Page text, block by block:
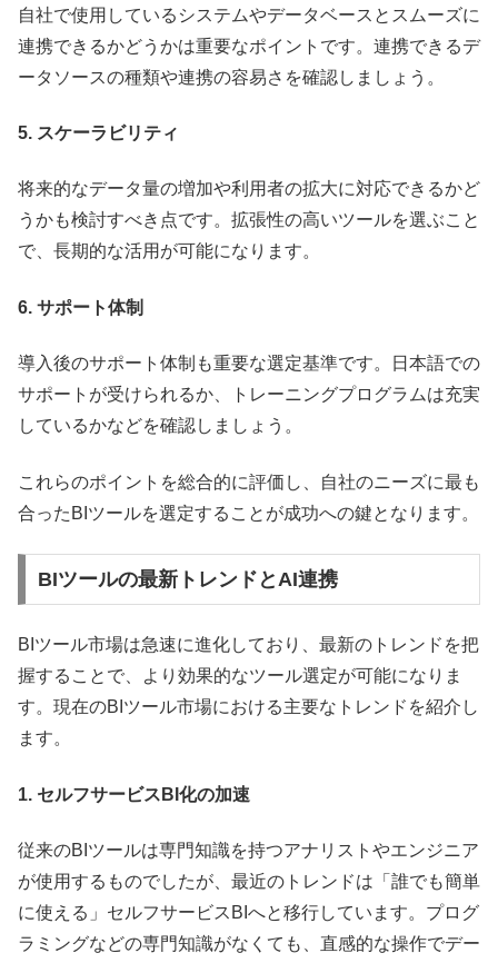
自社で使用しているシステムやデータベースとスムーズに
連携できるかどうかは重要なポイントです。連携できるデ
ータソースの種類や連携の容易さを確認しましょう。
5. スケーラビリティ
将来的なデータ量の増加や利用者の拡大に対応できるかど
うかも検討すべき点です。拡張性の高いツールを選ぶこと
で、長期的な活用が可能になります。
6. サポート体制
導入後のサポート体制も重要な選定基準です。日本語での
サポートが受けられるか、トレーニングプログラムは充実
しているかなどを確認しましょう。
これらのポイントを総合的に評価し、自社のニーズに最も
合ったBIツールを選定することが成功への鍵となります。
BIツールの最新トレンドとAI連携
BIツール市場は急速に進化しており、最新のトレンドを把
握することで、より効果的なツール選定が可能になりま
す。現在のBIツール市場における主要なトレンドを紹介し
ます。
1. セルフサービスBI化の加速
従来のBIツールは専門知識を持つアナリストやエンジニア
が使用するものでしたが、最近のトレンドは「誰でも簡単
に使える」セルフサービスBIへと移行しています。プログ
ラミングなどの専門知識がなくても、直感的な操作でデー